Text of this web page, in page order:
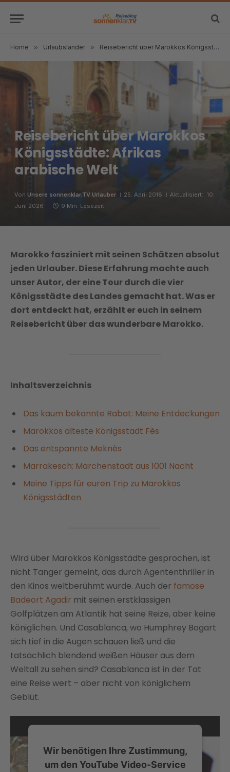
Home » Urlaubsländer » Reisebericht über Marokkos Königsstädte: Afrikas arabische Welt
Reisebericht über Marokkos
Königsstädte: Afrikas
arabische Welt
Von Unsere sonnenklar.TV Urlauber 25. April 2018 Aktualisiert: 10.
Juni 2026
9 Min. Lesezeit
Marokko fasziniert mit seinen Schätzen absolut
jeden Urlauber. Diese Erfahrung machte auch
unser Autor, der eine Tour durch die vier
Königsstädte des Landes gemacht hat. Was er
dort entdeckt hat, erzählt er euch in seinem
Reisebericht über das wunderbare Marokko.
Inhaltsverzeichnis
Das kaum bekannte Rabat: Meine Entdeckungen
Marokkos älteste Königsstadt Fès
Das entspannte Meknès
Marrakesch: Märchenstadt aus 1001 Nacht
Meine Tipps für euren Trip zu Marokkos
Königsstädten
Wird über Marokkos Königsstädte gesprochen, ist
nicht Tanger gemeint, das durch Agententhriller in
den Kinos weltberühmt wurde. Auch der famose
Badeort Agadir mit seinen erstklassigen
Golfplätzen am Atlantik hat seine Reize, aber keine
königlichen. Und Casablanca, wo Humphrey Bogart
sich tief in die Augen schauen ließ und die
tatsächlich blendend weißen Häuser aus dem
Weltall zu sehen sind? Casablanca ist in der Tat
eine Reise wert – aber nicht von königlichem
Geblüt.
Wir benötigen Ihre Zustimmung,
um den YouTube Video-Service